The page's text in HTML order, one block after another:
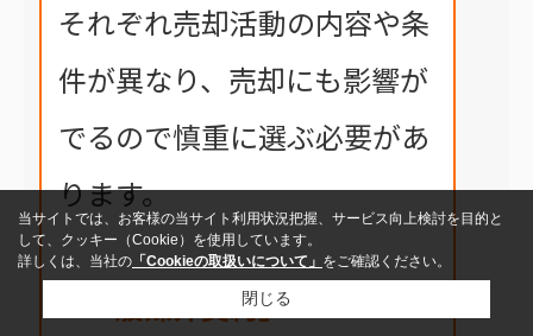
それぞれ売却活動の内容や条
件が異なり、売却にも影響が
でるので慎重に選ぶ必要があ
ります。
「一般媒介契約」
当サイトでは、お客様の当サイト利用状況把握、サービス向上検討を目的と
して、クッキー（Cookie）を使用しています。
詳しくは、当社の 「Cookieの取扱いについて」 をご確認ください。
閉じる